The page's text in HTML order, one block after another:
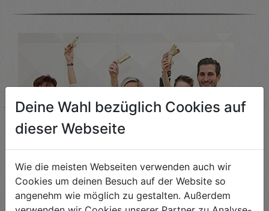
Deine Wahl bezüglich Cookies auf
dieser Webseite
Wie die meisten Webseiten verwenden auch wir
Cookies um deinen Besuch auf der Website so
angenehm wie möglich zu gestalten. Außerdem